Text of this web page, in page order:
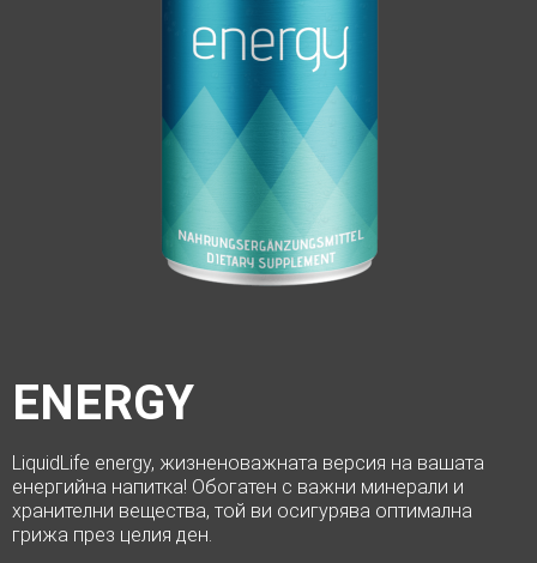
ENERGY
LiquidLife energy, жизненоважната версия на вашата
енергийна напитка! Обогатен с важни минерали и
хранителни вещества, той ви осигурява оптимална
грижа през целия ден.